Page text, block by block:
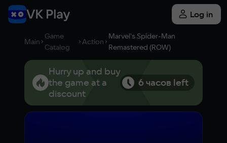
Log in
Main
Game
Catalog
Action
Marvel's Spider-Man
Remastered (ROW)
Hurry up and buy
the game at a
discount
6 часов left